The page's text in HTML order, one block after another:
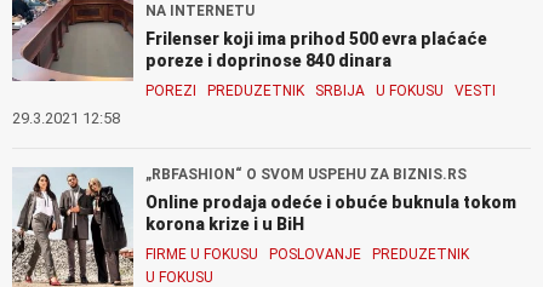
NA INTERNETU
Frilenser koji ima prihod 500 evra plaćaće
poreze i doprinose 840 dinara
POREZI PREDUZETNIK SRBIJA U FOKUSU VESTI
29.3.2021 12:58
„RBFASHION“ O SVOM USPEHU ZA BIZNIS.RS
Online prodaja odeće i obuće buknula tokom
korona krize i u BiH
FIRME U FOKUSU POSLOVANJE
PREDUZETNIK
U FOKUSU